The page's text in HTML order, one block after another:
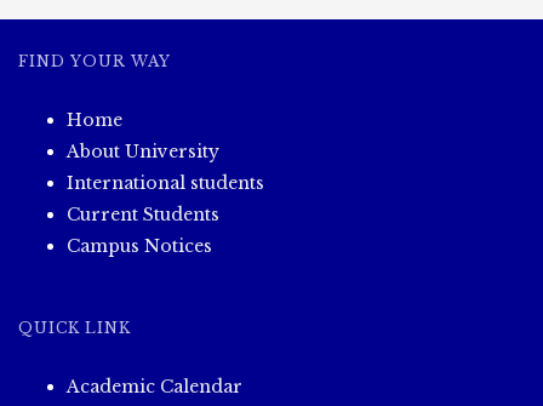
FIND YOUR WAY
Home
About University
International students
Current Students
Campus Notices
QUICK LINK
Academic Calendar